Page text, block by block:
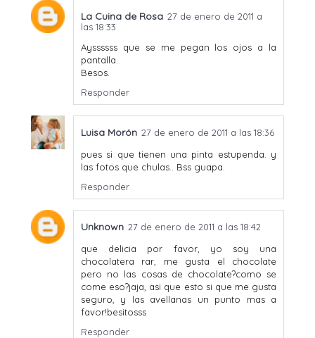
La Cuina de Rosa 27 de enero de 2011 a
las 18:33
Ayssssss que se me pegan los ojos a la
pantalla.
Besos.
Responder
Luisa Morón 27 de enero de 2011 a las 18:36
pues si que tienen una pinta estupenda. y
las fotos que chulas.. Bss guapa.
Responder
Unknown 27 de enero de 2011 a las 18:42
que delicia por favor, yo soy una
chocolatera rar, me gusta el chocolate
pero no las cosas de chocolate?como se
come eso?jaja, asi que esto si que me gusta
seguro, y las avellanas un punto mas a
favor!besitosss
Responder